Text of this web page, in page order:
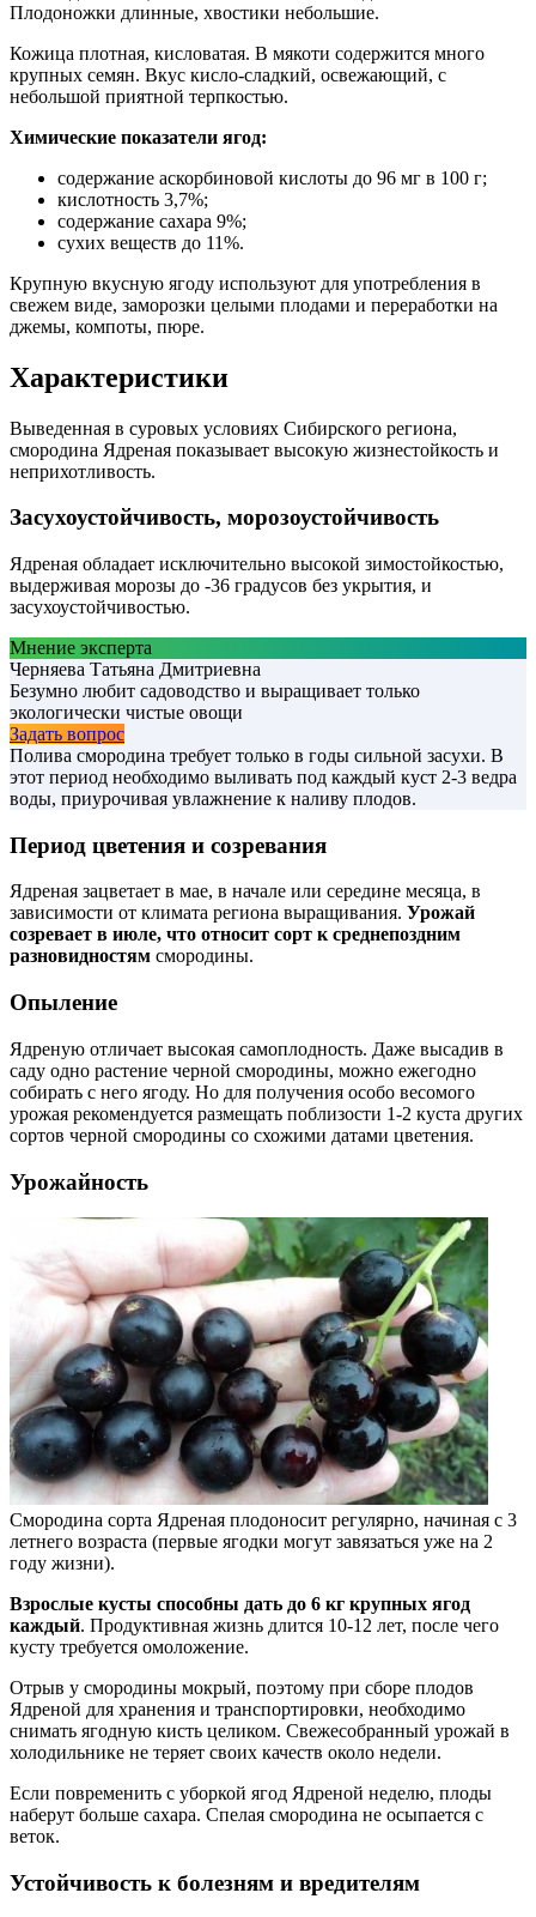
Плодоножки длинные, хвостики небольшие.
Кожица плотная, кисловатая. В мякоти содержится много
крупных семян. Вкус кисло-сладкий, освежающий, с
небольшой приятной терпкостью.
Химические показатели ягод:
содержание аскорбиновой кислоты до 96 мг в 100 г;
кислотность 3,7%;
содержание сахара 9%;
сухих веществ до 11%.
Крупную вкусную ягоду используют для употребления в
свежем виде, заморозки целыми плодами и переработки на
джемы, компоты, пюре.
Характеристики
Выведенная в суровых условиях Сибирского региона,
смородина Ядреная показывает высокую жизнестойкость и
неприхотливость.
Засухоустойчивость, морозоустойчивость
Ядреная обладает исключительно высокой зимостойкостью,
выдерживая морозы до -36 градусов без укрытия, и
засухоустойчивостью.
Мнение эксперта
Черняева Татьяна Дмитриевна
Безумно любит садоводство и выращивает только
экологически чистые овощи
Задать вопрос
Полива смородина требует только в годы сильной засухи. В
этот период необходимо выливать под каждый куст 2-3 ведра
воды, приурочивая увлажнение к наливу плодов.
Период цветения и созревания
Ядреная зацветает в мае, в начале или середине месяца, в
зависимости от климата региона выращивания. Урожай
созревает в июле, что относит сорт к среднепоздним
разновидностям смородины.
Опыление
Ядреную отличает высокая самоплодность. Даже высадив в
саду одно растение черной смородины, можно ежегодно
собирать с него ягоду. Но для получения особо весомого
урожая рекомендуется размещать поблизости 1-2 куста других
сортов черной смородины со схожими датами цветения.
Урожайность
Смородина сорта Ядреная плодоносит регулярно, начиная с 3
летнего возраста (первые ягодки могут завязаться уже на 2
году жизни).
Взрослые кусты способны дать до 6 кг крупных ягод
каждый. Продуктивная жизнь длится 10-12 лет, после чего
кусту требуется омоложение.
Отрыв у смородины мокрый, поэтому при сборе плодов
Ядреной для хранения и транспортировки, необходимо
снимать ягодную кисть целиком. Свежесобранный урожай в
холодильнике не теряет своих качеств около недели.
Если повременить с уборкой ягод Ядреной неделю, плоды
наберут больше сахара. Спелая смородина не осыпается с
веток.
Устойчивость к болезням и вредителям